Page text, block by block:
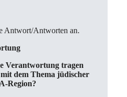
Antwort/Antworten an.
Verantwortung tragen
dem Thema jüdischer
Region?